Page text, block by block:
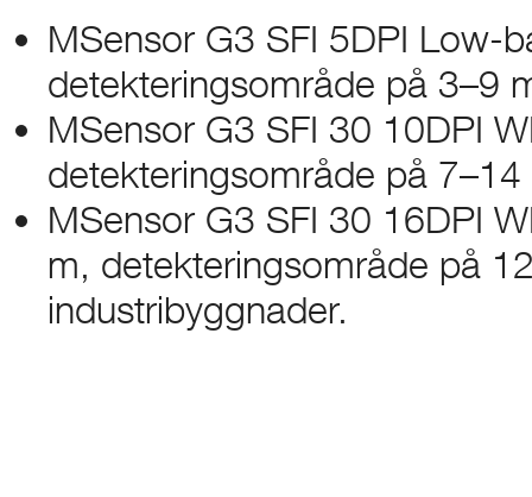
MSensor G3 SFI 5DPI Low-
detekteringsområde på 3–9
MSensor G3 SFI 30 10DPI
detekteringsområde på
MSensor G3 SFI 30 16DPI
m, detekteringsområde på
industribyggnader.